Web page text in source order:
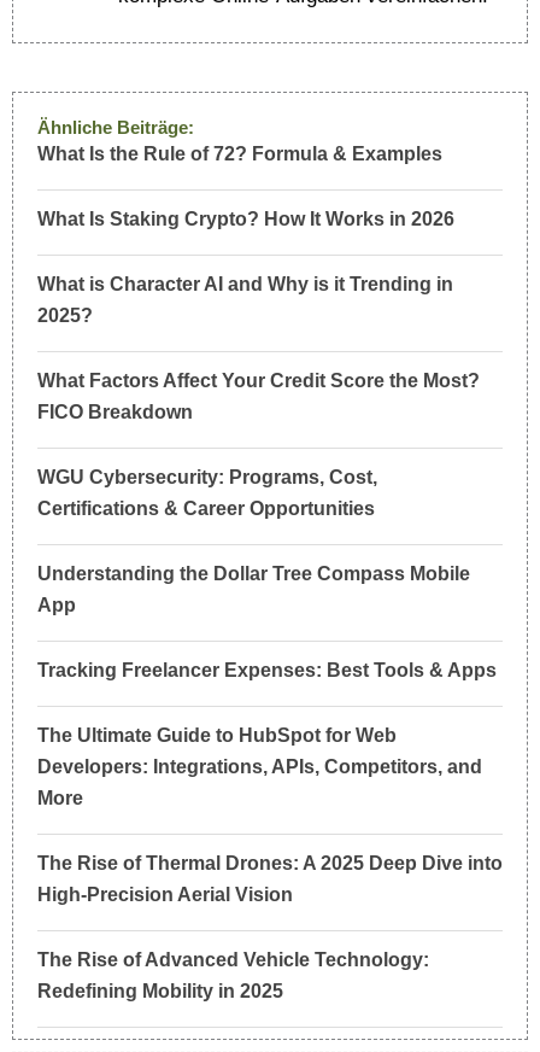
Ähnliche Beiträge:
What Is the Rule of 72? Formula & Examples
What Is Staking Crypto? How It Works in 2026
What is Character AI and Why is it Trending in
2025?
What Factors Affect Your Credit Score the Most?
FICO Breakdown
WGU Cybersecurity: Programs, Cost,
Certifications & Career Opportunities
Understanding the Dollar Tree Compass Mobile
App
Tracking Freelancer Expenses: Best Tools & Apps
The Ultimate Guide to HubSpot for Web
Developers: Integrations, APIs, Competitors, and
More
The Rise of Thermal Drones: A 2025 Deep Dive into
High-Precision Aerial Vision
The Rise of Advanced Vehicle Technology:
Redefining Mobility in 2025